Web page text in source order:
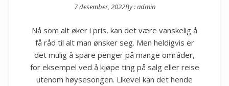
Posted on
7 desember, 2022By :admin
Nå som alt øker i pris, kan det være vanskelig å
få råd til alt man ønsker seg. Men heldigvis er
det mulig å spare penger på mange områder,
for eksempel ved å kjøpe ting på salg eller reise
utenom høysesongen. Likevel kan det hende